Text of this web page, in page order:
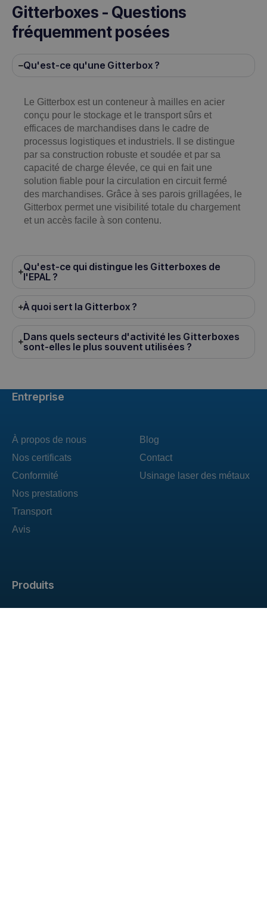
Gitterboxes - Questions
fréquemment posées
Qu'est-ce qu'une Gitterbox ?
Le Gitterbox est un conteneur à mailles en acier
conçu pour le stockage et le transport sûrs et
efficaces de marchandises dans le cadre de
processus logistiques et industriels. Il se distingue
par sa construction robuste et soudée et par sa
capacité de charge élevée, ce qui en fait une
solution fiable pour la circulation en circuit fermé
des marchandises. Grâce à ses parois grillagées, le
Gitterbox permet une visibilité totale du chargement
et un accès facile à son contenu.
Qu'est-ce qui distingue les Gitterboxes de
l'EPAL ?
À quoi sert la Gitterbox ?
Dans quels secteurs d'activité les Gitterboxes
sont-elles le plus souvent utilisées ?
Produits
Entreprise
À propos de nous
Nos certificats
Conformité
Nos prestations
Transport
Avis
Blog
Contact
Usinage laser des métaux